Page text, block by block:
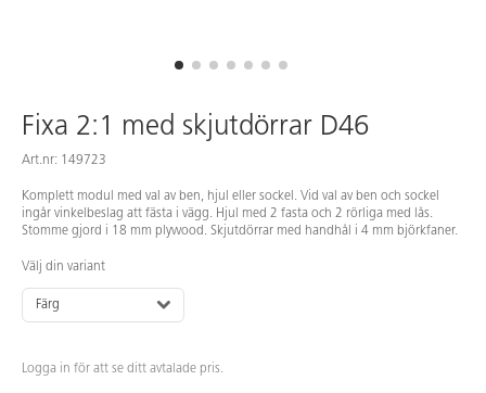
Fixa 2:1 med skjutdörrar D46
Art.nr: 149723
Komplett modul med val av ben, hjul eller sockel. Vid val av ben och sockel
ingår vinkelbeslag att fästa i vägg. Hjul med 2 fasta och 2 rörliga med lås.
Stomme gjord i 18 mm plywood. Skjutdörrar med handhål i 4 mm björkfaner.
Välj din variant
Färg
Logga in för att se ditt avtalade pris.